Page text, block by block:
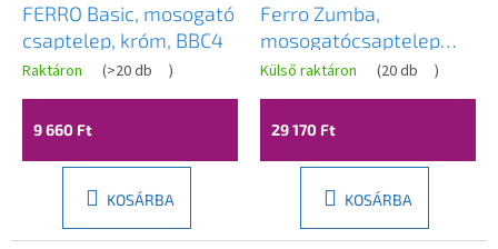
FERRO Basic, mosogató
csaptelep, króm, BBC4
Raktáron (>20 db )
9 660 Ft
KOSÁRBA
Ferro Zumba,
mosogatócsaptelep
elasztikus karral,
fekete-grafit,
BZA4BSSGM
Külső raktáron (20 db )
29 170 Ft
KOSÁRBA